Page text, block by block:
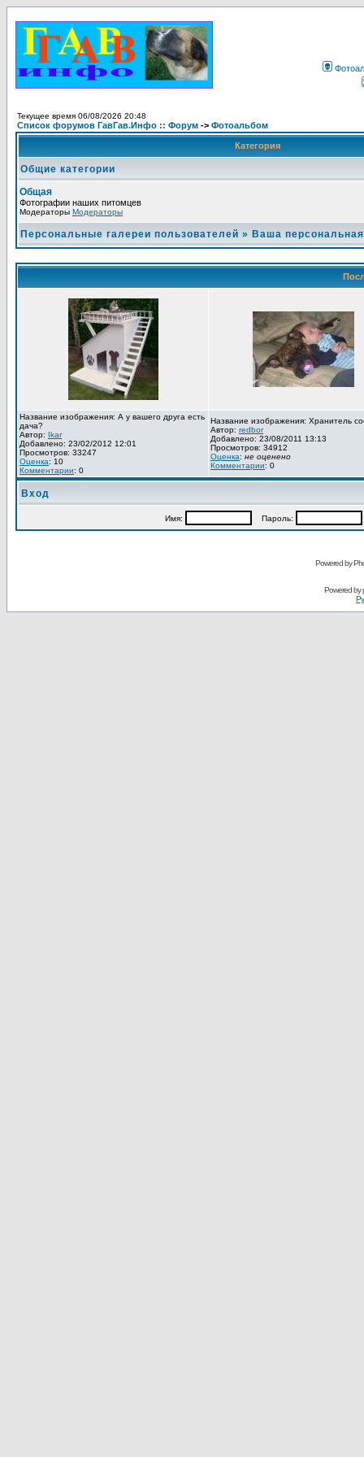
Текущее время 06/08/2026 20:48
Список форумов ГавГав.Инфо :: Форум -> Фотоальбом
Категория
Общие категории
Общая
Фотографии наших питомцев
Модераторы Модераторы
Персональные галереи пользователей » Ваша
Название изображения: А у вашего друга есть
дача?
Автор: Ikar
Добавлено: 23/02/2012 12:01
Просмотров: 33247
Оценка: 10
Комментарии: 0
Название изображения: Хранитель
Автор: redbor
Добавлено: 23/08/2011 13:13
Просмотров: 34912
Оценка: не оценено
Комментарии: 0
Вход
Имя: Пароль:
Powered by
Powered by